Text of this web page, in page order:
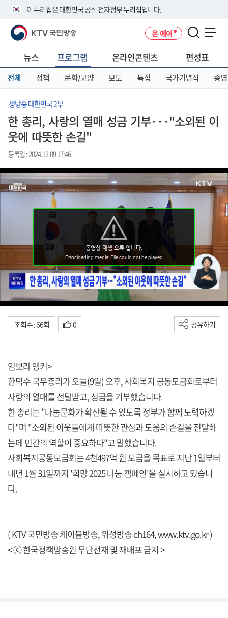
이 누리집은 대한민국 공식 전자정부 누리집입니다.
공식 누리집 주소 확인하기
니다.
이밖에 or.kr 또는 .kr등 다른 도메인 주소를 사용하고 있다면 아래 URL에
서 도메인 주소를 확인해 보세요
KTV 국민방송 온 에어
뉴스 프로그램 온라인콘텐츠 편성표
전체 정책 문화/교양 보도 특집 국가기념식 종영
생방송 대한민국 2부
한 총리, 사랑의 열매 성금 기부···"소외된 이
웃에 따뜻한 손길"
등록일 : 2024.12.09 17:46
조회수 : 66회 0 공유하기
임보라 앵커>
한덕수 국무총리가 오늘(9일) 오후, 사회복지 공동모금회로부터
사랑의 열매를 전달받고, 성금을 기부했습니다.
한 총리는 "나눔문화가 확산될 수 있도록 정부가 함께 노력하겠
다"며 "소외된 이웃들에게 따뜻한 관심과 도움의 손길을 전달하
는데 민간의 역할이 중요하다"고 말했습니다.
사회복지공동모금회는 4천497억 원 모금을 목표로 지난 1일부터
내년 1월 31일까지 '희망 2025 나눔 캠페인'을 실시하고 있습니
다.
( KTV 국민방송 케이블방송, 위성방송 ch164,www.ktv.go.kr)
< ⓒ 한국정책방송원 무단전재 및 재배포 금지 >